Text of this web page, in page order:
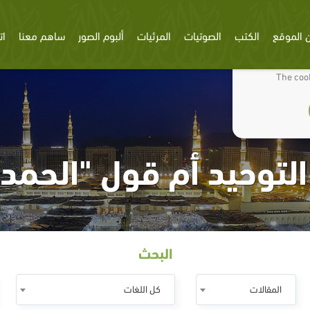
The
الموقع الكتب الصوتيات المرئيات ألبوم الصور ساهم معنا
أم قول
البحث
المقالات كل اللغات